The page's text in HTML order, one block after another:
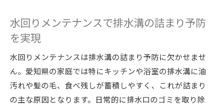
水回りメンテナンスで安心な暮らしを守る方法
水回りメンテナンスと安心生活を両立する
ポイント
排水トラブルを減らす日々の水回りケア習
水回りメンテナンスで排水溝の詰まり予防
を実現
水回りメンテナンスは排水溝の詰まり予防に欠かせませ
ん。愛知県の家庭では特にキッチンや浴室の排水溝に油
汚れや髪の毛、食べ残しが蓄積しやすく、これが詰まり
の主な原因となります。日常的に排水口のゴミを取り除